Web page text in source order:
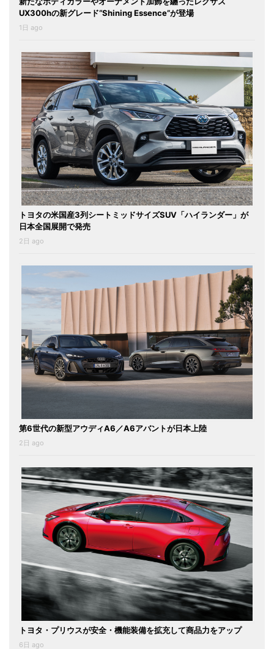
UX300hの新グレード“Shining Essence”が登場
1日 ago
トヨタの米国産3列シートミッドサイズSUV「ハイランダー」が
日本全国展開で発売
2日 ago
第6世代の新型アウディA6／A6アバントが日本上陸
2日 ago
トヨタ・プリウスが安全・機能装備を拡充して商品力をアップ
6日 ago